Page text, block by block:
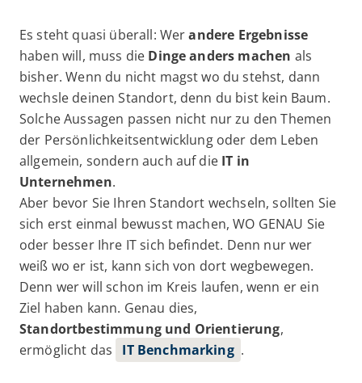
Es steht quasi überall: Werandere Ergebnisse
haben will, muss die Dinge anders machen als
bisher. Wenn du nicht magst wo du stehst, dann
wechsle deinen Standort, denn du bist kein Baum.
Solche Aussagen passen nicht nur zu den Themen
der Persönlichkeitsentwicklung oder dem Leben
allgemein, sondern auch auf die IT in
Unternehmen.
Aber bevor Sie Ihren Standort wechseln, sollten Sie
sich erst einmal bewusst machen, WO GENAU Sie
oder besser Ihre IT sich befindet. Denn nur wer
weiß wo er ist, kann sich von dort wegbewegen.
Denn wer will schon im Kreis laufen, wenn er ein
Ziel haben kann. Genau dies,
Standortbestimmung und Orientierung,
ermöglicht das
IT Benchmarking .